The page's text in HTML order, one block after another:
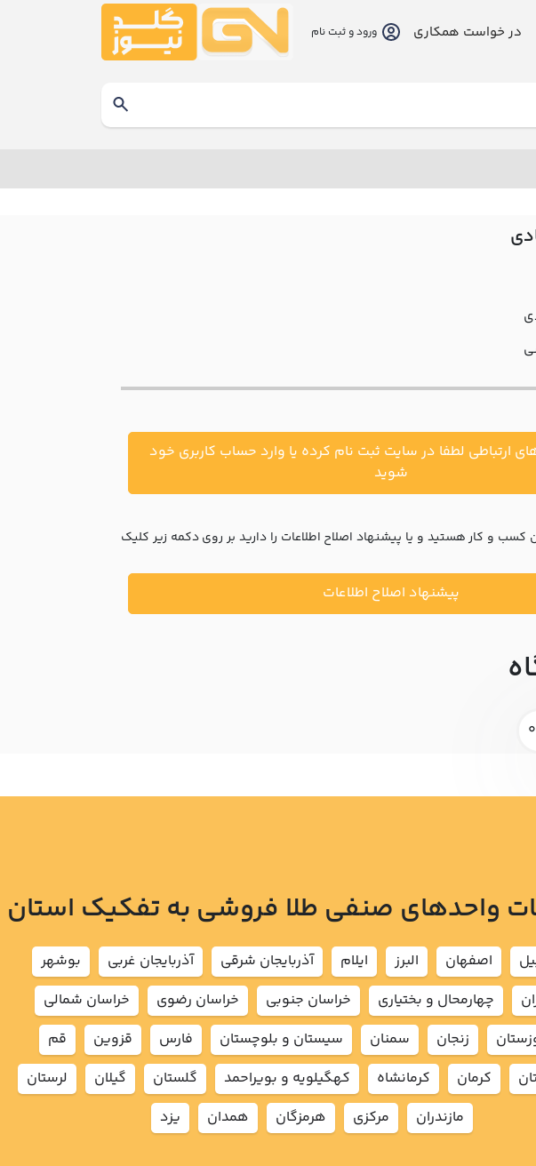
در خواست همکاری ورود و ثبت نام
ارتباطی لطفا در سایت ثبت نام کرده یا وارد حساب کاربری خود
شوید
کسب و کار هستید و یا پیشنهاد اصلاح اطلاعات را دارید بر روی دکمه زیر کلیک
پیشنهاد اصلاح اطلاعات
0
واحدهای صنفی طلا فروشی به تفکیک استان
اصفهان البرز ايلام آذربايجان شرقي آذربايجان غربي
بوشهر
چهارمحال و بختياري خراسان جنوبي خراسان رضوي
خراسان شمالي
زنجان سمنان سيستان و بلوچستان فارس قزوين
قم
كرمان كرمانشاه كهگيلويه و بويراحمد گلستان گيلان
لرستان
مازندران
مركزي هرمزگان همدان يزد